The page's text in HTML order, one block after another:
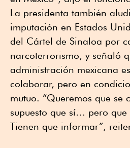
La presidenta también
imputación en Estados
del Cártel de Sinaloa por
narcoterrorismo, y señaló
administración mexicana
colaborar, pero en
mutuo. “Queremos que se
supuesto que sí… pero que
Tienen que informar”,